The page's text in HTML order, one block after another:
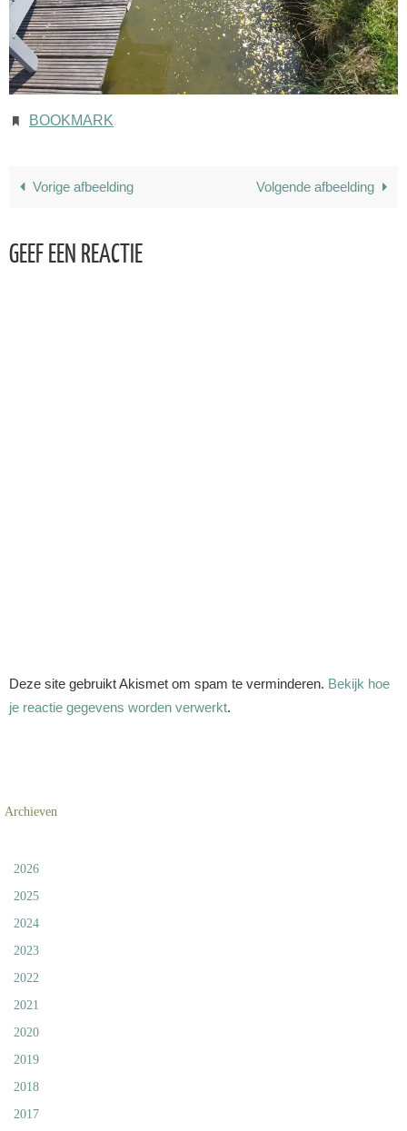
BOOKMARK.
Vorige afbeelding Volgende afbeelding
GEEF EEN REACTIE
Deze site gebruikt Akismet om spam te verminderen. Bekijk hoe
je reactie gegevens worden verwerkt.
Archieven
2026
2025
2024
2023
2022
2021
2020
2019
2018
2017